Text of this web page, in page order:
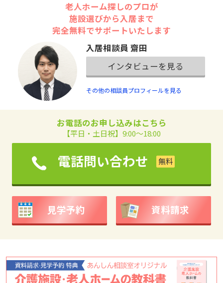
老人ホーム探しのプロが
施設選びから入居まで
完全無料でサポートいたします
入居相談員 齋田
インタビューを見る
その他の相談員プロフィールを見る
お電話のお申し込みはこちら
【平日・土日祝】9:00～18:00
電話問い合わせ
見学予約 資料請求